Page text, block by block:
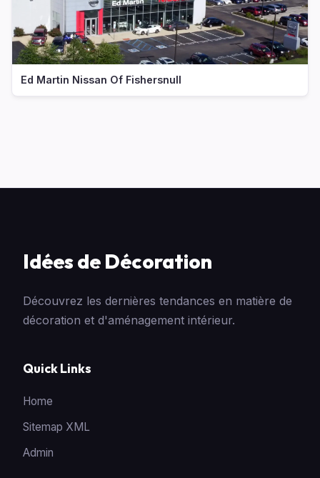
Ed Martin Nissan Of Fishersnull
Idées de Décoration
Découvrez les dernières tendances en matière de
décoration et d'aménagement intérieur.
Quick Links
Home
Sitemap XML
Admin